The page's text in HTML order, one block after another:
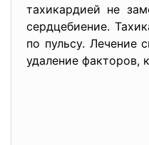
тахикардией не
сердцебиение.
по пульсу. Лечение
удаление факторов,